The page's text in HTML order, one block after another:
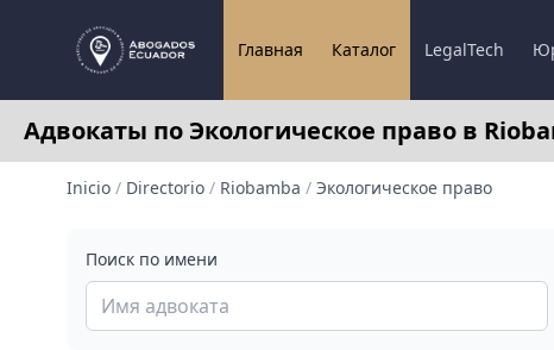
Главная Каталог LegalTech
Адвокаты по Экологическое право в
Inicio / Directorio / Riobamba / Экологическое право
Поиск по имени